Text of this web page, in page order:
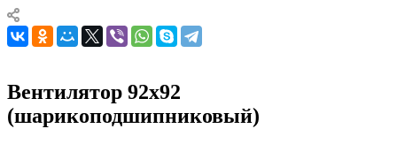
Вентилятор 92x92
(шарикоподшипниковый)